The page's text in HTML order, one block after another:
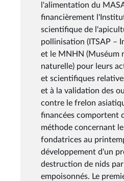
l'alimentation du
financièrement
scientifique de
pollinisation (ITSAP –
et le MNHN (Muséum
naturelle) pour leurs
et scientifiques
et à la validation des
contre le frelon
financées comportent
méthode concernant le
fondatrices au
développement d'un
destruction de nids
empoisonnés. Le